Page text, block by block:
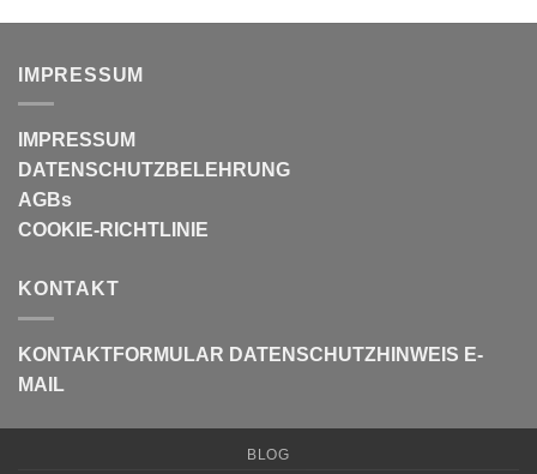
IMPRESSUM
IMPRESSUM
DATENSCHUTZBELEHRUNG
AGBs
COOKIE-RICHTLINIE
KONTAKT
KONTAKTFORMULAR DATENSCHUTZHINWEIS E-
MAIL
BLOG